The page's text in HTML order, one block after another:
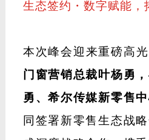
间。干货满满、务实
真记录要点，直言分
实用、解难题”，为
方向。